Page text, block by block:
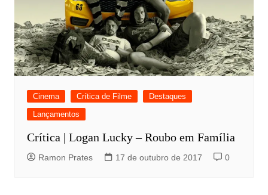
Cinema Crítica de Filme
Destaques
Lançamentos
Crítica | Logan Lucky – Roubo em Família
Ramon Prates 17 de outubro de 2017 0